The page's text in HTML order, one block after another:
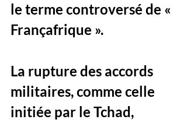
le terme controversé de «
Françafrique ».
La rupture des accords
militaires, comme celle
initiée par le Tchad,